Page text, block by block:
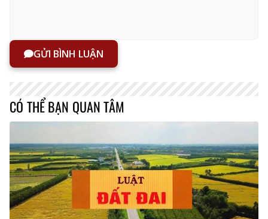
GỬI BÌNH LUẬN
CÓ THỂ BẠN QUAN TÂM